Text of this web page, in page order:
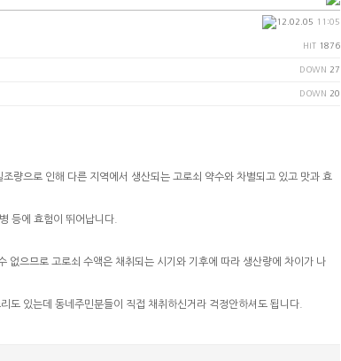
12.02.05 11:05
HIT 1876
DOWN 27
DOWN 20
량으로 인해 다른 지역에서 생산되는 고로쇠 약수와 차별되고 있고 맛과 효
등에 효험이 뛰어납니다.
없으므로 고로쇠 수액은 채취되는 시기와 기후에 따라 생산량에 차이가 나
도 있는데 동네주민분들이 직접 채취하신거라 걱정안하셔도 됩니다.